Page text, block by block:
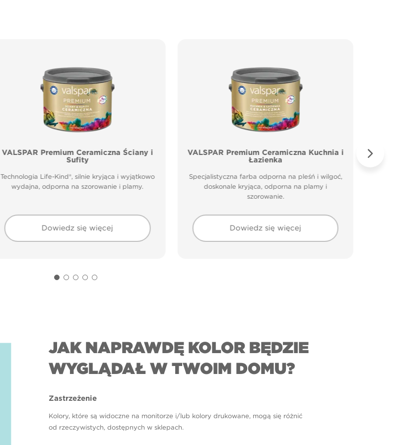
VALSPAR Premium Ceramiczna Ściany i
Sufity
Technologia Life-Kind®, silnie kryjąca i wyjątkowo
wydajna, odporna na szorowanie i plamy.
Dowiedz się więcej
VALSPAR Premium Ceramiczna Kuchnia i
Łazienka
Specjalistyczna farba odporna na pleśń i wilgoć,
doskonale kryjąca, odporna na plamy i
szorowanie.
Dowiedz się więcej
JAK NAPRAWDĘ KOLOR BĘDZIE
WYGLĄDAŁ W TWOIM DOMU?
Zastrzeżenie
Kolory, które są widoczne na monitorze i/lub kolory drukowane, mogą się różnić
od rzeczywistych, dostępnych w sklepach.